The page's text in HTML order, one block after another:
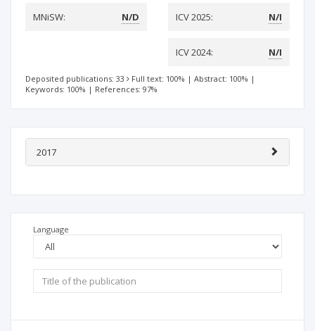
MNiSW:
N/D ICV 2025: N/I
ICV 2024: N/I
Deposited publications: 33 Full text: 100% | Abstract: 100% |
Keywords: 100% | References: 97%
2017
Language